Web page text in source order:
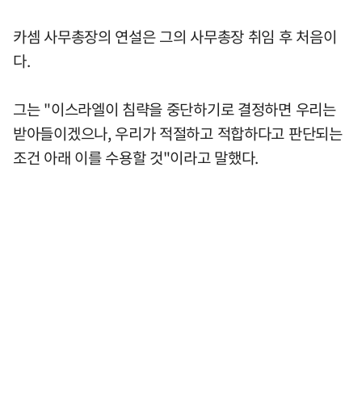
카셈 사무총장의 연설은 그의 사무총장 취임 후 처음이
다.
그는 "이스라엘이 침략을 중단하기로 결정하면 우리는
받아들이겠으나, 우리가 적절하고 적합하다고 판단되는
조건 아래 이를 수용할 것"이라고 말했다.